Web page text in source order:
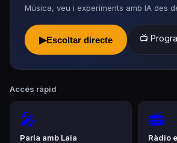
Música, veu i experiments amb IA des
▶Escoltar directe 📺
Accés ràpid
🎤
Parla amb Laia
📻
Ràdio